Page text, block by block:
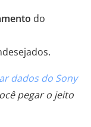
do
dados do Sony
pegar o jeito